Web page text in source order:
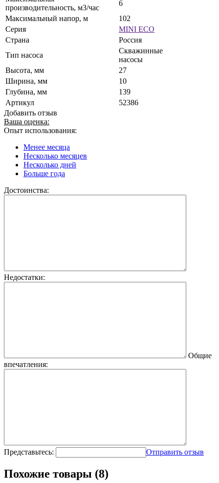
производительность, м3/час
6
Максимальный напор, м
102
Серия
MINI ECO
Страна
Россия
Тип насоса
Скважинные
насосы
Высота, мм
27
Ширина, мм
10
Глубина, мм
139
Артикул
52386
Добавить отзыв
Ваша оценка:
Опыт использования:
Менее месяца
Несколько месяцев
Несколько дней
Больше года
Достоинства:
Недостатки:
Общие
впечатления:
Представьтесь: Отправить отзыв
Похожие товары (8)